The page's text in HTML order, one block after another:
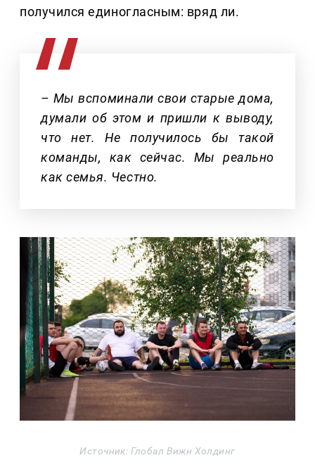
получился единогласным: вряд ли.
– Мы вспоминали свои старые дома,
думали об этом и пришли к выводу,
что нет. Не получилось бы такой
команды, как сейчас. Мы реально
как семья. Честно.
Источник: Глобал Вижн Холдинг